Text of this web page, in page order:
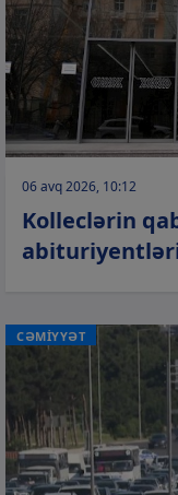
06 avq 2026, 10:12
Kolleclərin
CƏMİYYƏT